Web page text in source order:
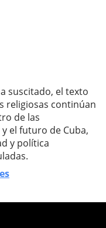
suscitado, el texto
religiosas continúan
de las
el futuro de Cuba,
y política